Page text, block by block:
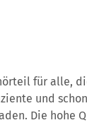
für
und
Die